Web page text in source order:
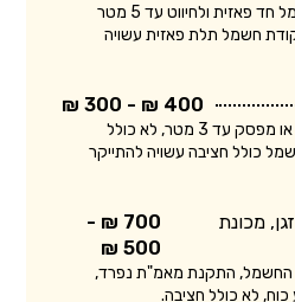
המחיר מתייחס לנקודת חשמל חד פאזית ולחיווט עד 5 מטר
חשמל תלת פאזית עשויה
400 ₪ - 300 ₪
המחיר מתייחס להזזת שקע או מפסק עד 3 מטר, לא כולל
כולל חציבה עשויה להתייקר
מכונת
700 ₪ -
500 ₪
החשמל, התקנת מאמ"ת נפרד,
לא כולל חציבה.